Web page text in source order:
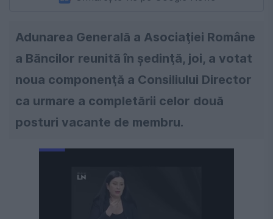
Adunarea Generală a Asociaţiei Române
a Băncilor reunită în şedinţă, joi, a votat
noua componenţă a Consiliului Director
ca urmare a completării celor două
posturi vacante de membru.